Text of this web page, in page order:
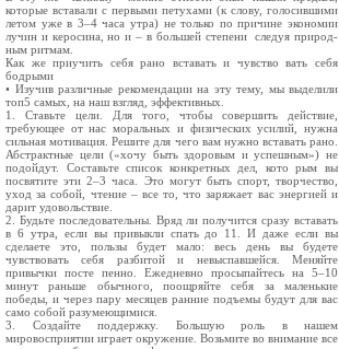
которые вставали с первыми петухами (к слову, голосившими
летом уже в 3–4 часа утра) не только по причине экономии
лучин и керо­сина, но и – в большей степени ­ следуя природ­
ным ритмам.
Как же приучить себя рано вставать и чувство­ вать себя
бодрыми
• Изучив различные рекомен­дации на эту тему, мы выделили
топ­5 самых, на наш взгляд, эффективных.
1. Ставьте цели. Для того, чтобы совершить дей­ствие,
требующее от нас моральных и физичес­ких усилий, нужна
сильная мотивация. Решите для чего вам нужно вставать рано.
Абстрактные цели («хочу быть здоровым и успешным») не
по­дойдут. Составьте список конкретных дел, кото­ рым вы
посвятите эти 2–3 часа. Это могут быть спорт, творчество,
уход за собой, чтение – все то, что заряжает вас энергией и
дарит удовольствие.
2. Будьте последовательны. Вряд ли получится сразу вставать
в 6 утра, если вы привыкли спать до 11. И даже если вы
сделаете это, пользы будет мало: весь день вы будете
чувствовать себя разби­той и невыспавшейся. Меняйте
привычки посте­ пенно. Ежедневно просыпайтесь на 5–10
минут раньше обычного, поощряйте себя за маленькие
победы, и через пару месяцев ранние подъемы будут для вас
само собой разумеющимися.
3. Создайте поддержку. Большую роль в нашем
мировосприятии играет окружение. Возьмите во внимание все